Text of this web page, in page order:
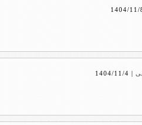
1404/11/
|
1404/11/4